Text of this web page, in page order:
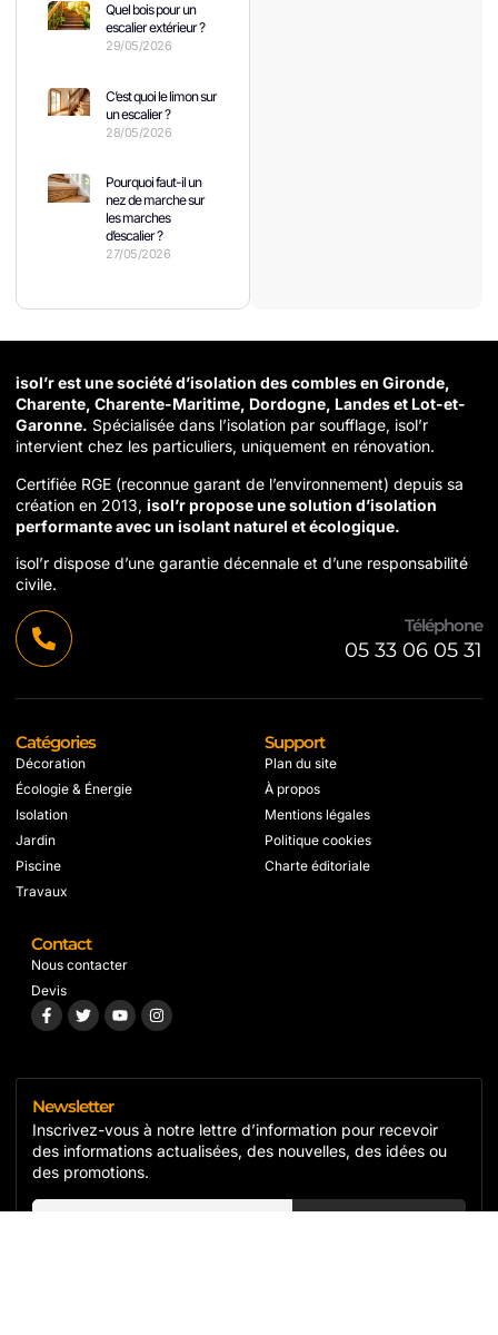
Quel bois pour un
escalier extérieur ?
29/05/2026
C’est quoi le limon sur
un escalier ?
28/05/2026
Pourquoi faut-il un
nez de marche sur
les marches
d’escalier ?
27/05/2026
isol’r est une société d’isolation des combles en Gironde,
Charente, Charente-Maritime, Dordogne, Landes et Lot-et-
Garonne. Spécialisée dans l’isolation par soufflage, isol’r
intervient chez les particuliers, uniquement en rénovation.
Certifiée RGE (reconnue garant de l’environnement) depuis sa
création en 2013, isol’r propose une solution d’isolation
performante avec un isolant naturel et écologique.
isol’r dispose d’une garantie décennale et d’une responsabilité
civile.
Téléphone
05 33 06 05 31
Catégories
Décoration
Écologie & Énergie
Isolation
Jardin
Piscine
Travaux
Support
Plan du site
À propos
Mentions légales
Politique cookies
Charte éditoriale
Contact
Nous contacter
Devis
Newsletter
Inscrivez-vous à notre lettre d’information pour recevoir
des informations actualisées, des nouvelles, des idées ou
des promotions.